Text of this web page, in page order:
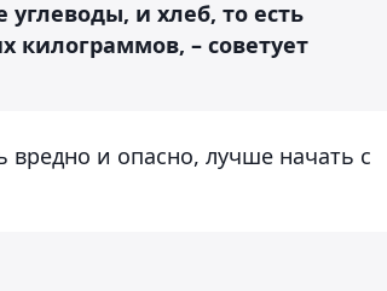
углеводы, и хлеб, то есть
килограммов, – советует
и опасно, лучше начать с